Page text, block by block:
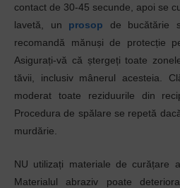
contact de 30-45 secunde, apoi se
lavetă, un prosop de bucătărie
recomandă mănuși de protecție
Asigurați-vă că ștergeți toate
tăvii, inclusiv mânerul acesteia.
moderat toate reziduurile din
Procedura de spălare se repetă
murdărie.
NU utilizați materiale de curățare
Materialul abraziv poate